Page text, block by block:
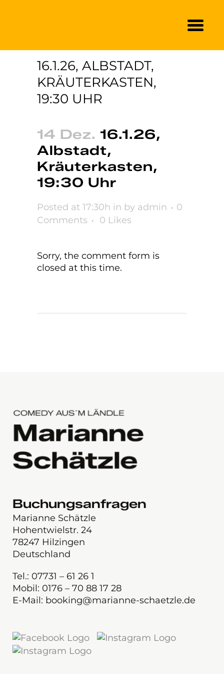
16.1.26, ALBSTADT,
KRÄUTERKASTEN,
19:30 UHR
14 Dez. 16.1.26,
Albstadt,
Kräuterkasten,
19:30 Uhr
Posted at 17:30h in by admin
0
Comments
0 Likes
Sorry, the comment form is
closed at this time.
Buchungsanfragen
Marianne Schätzle
Hohentwielstr. 24
78247 Hilzingen
Deutschland
Tel.: 07731 – 61 26 1
Mobil: 0176 – 70 88 17 28
E-Mail: booking@marianne-schaetzle.de